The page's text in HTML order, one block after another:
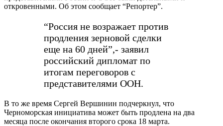
откровенными. Об этом сообщает “Репортер”.
“Россия не возражает против
продления зерновой сделки
еще на 60 дней”,- заявил
российский дипломат по
итогам переговоров с
представителями ООН.
В то же время Сергей Вершинин подчеркнул, что
Черноморская инициатива может быть продлена на два
месяца после окончания второго срока 18 марта.